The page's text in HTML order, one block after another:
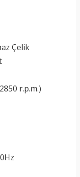
Çelik
r.p.m.)